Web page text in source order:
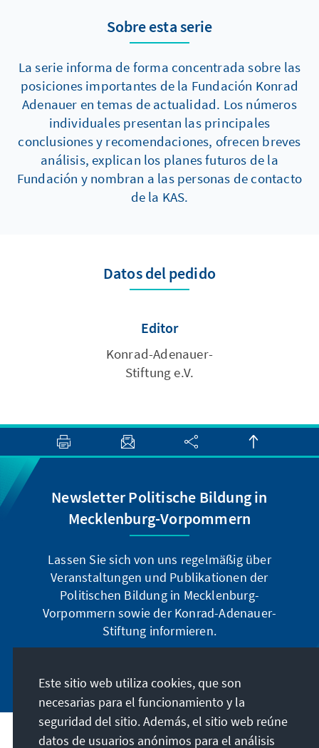
Sobre esta serie
La serie informa de forma concentrada sobre las
posiciones importantes de la Fundación Konrad
Adenauer en temas de actualidad. Los números
individuales presentan las principales
conclusiones y recomendaciones, ofrecen breves
análisis, explican los planes futuros de la
Fundación y nombran a las personas de contacto
de la KAS.
Datos del pedido
Editor
Konrad-Adenauer-
Stiftung e.V.
Newsletter Politische Bildung in
Mecklenburg-Vorpommern
Lassen Sie sich von uns regelmäßig über
Veranstaltungen und Publikationen der
Politischen Bildung in Mecklenburg-
Vorpommern sowie der Konrad-Adenauer-
Stiftung informieren.
Dirección
Este sitio web utiliza cookies, que son
necesarias para el funcionamiento y la
seguridad del sitio. Además, el sitio web reúne
datos de usuarios anónimos para el análisis